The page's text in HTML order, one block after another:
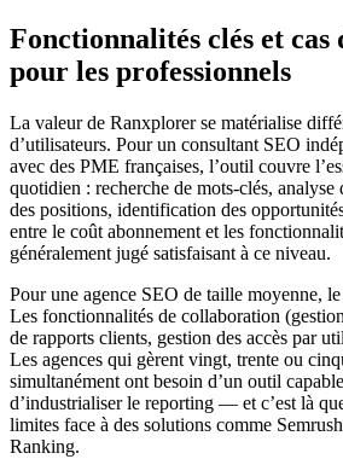
Fonctionnalités clés et cas
pour les professionnels
La valeur de Ranxplorer se matérialise
d’utilisateurs. Pour un consultant SEO
avec des PME françaises, l’outil couvre
quotidien : recherche de mots-clés, analyse
des positions, identification des
entre le coût abonnement et les
généralement jugé satisfaisant à ce niveau.
Pour une agence SEO de taille moyenne,
Les fonctionnalités de collaboration
de rapports clients, gestion des accès par
Les agences qui gèrent vingt, trente ou
simultanément ont besoin d’un outil
d’industrialiser le reporting — et c’est là
limites face à des solutions comme
Ranking.